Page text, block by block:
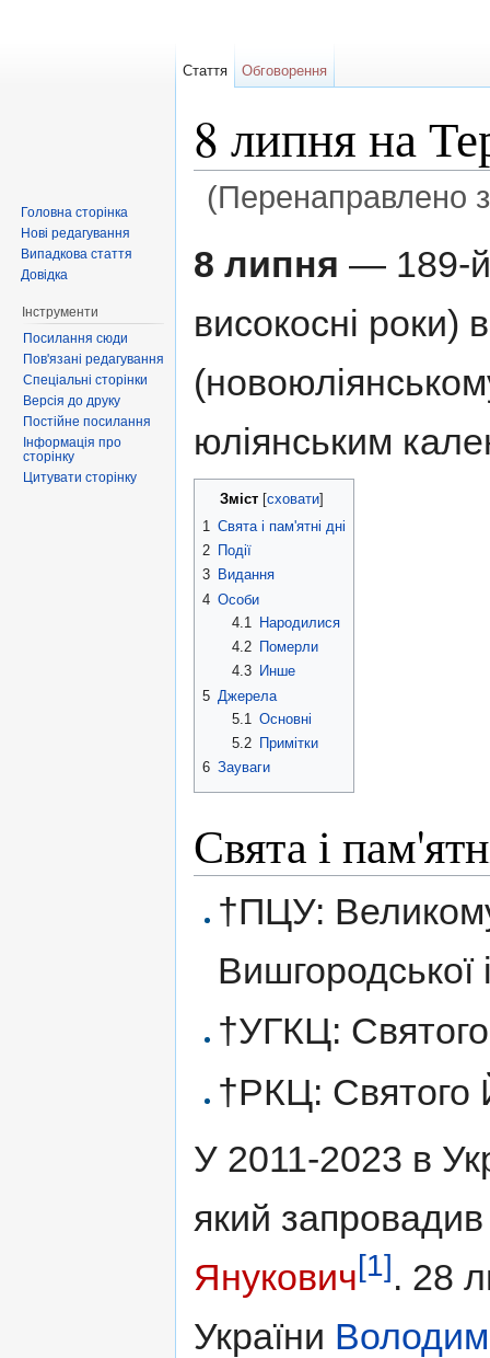
8 липня на
(Перенаправлено
8 липня — 189-й
високосні роки)
юліянським
Зміст [сховати]
1 Свята і пам'ятні дні
2 Події
3 Видання
4 Особи
4.1
Народилися
4.2
Померли
4.3
Инше
5 Джерела
5.1 Основні
5.2
Примітки
6 Зауваги
Свята і
†ПЦУ:
Вишгородської
†УГКЦ:
†РКЦ: Святого
У 2011-2023 в
який
Янукович[1]. 28
України
Стаття Обговорення
Головна сторінка
Нові редагування
Випадкова стаття
Довідка
Інструменти
Посилання сюди
Пов'язані редагування
Спеціальні сторінки
Версія до друку
Постійне посилання
Інформація про
сторінку
Цитувати сторінку